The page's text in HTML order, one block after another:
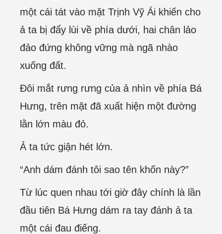
một cái tát vào mặt Trịnh Vỹ Ái khiến cho
ả ta bị đẩy lùi về phía dưới, hai chân lảo
đảo đứng không vững mà ngã nhào
xuống đất.
Đôi mắt rưng rưng của ả nhìn về phía Bá
Hưng, trên mặt đã xuất hiện một đường
lằn lớn màu đỏ.
Ả ta tức giận hét lớn.
“Anh dám đánh tôi sao tên khốn này?”
Từ lúc quen nhau tới giờ đây chính là lần
đầu tiên Bá Hưng dám ra tay đánh ả ta
một cái đau điếng.